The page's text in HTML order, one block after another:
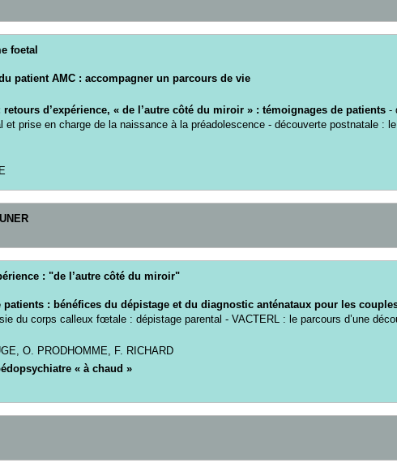
foetal
patient AMC : accompagner un parcours de vie
d’expérience, « de l’autre côté du miroir » : témoignages de patients -
prise en charge de la naissance à la préadolescence - découverte postnatale : le
: "de l’autre côté du miroir"
patients : bénéfices du dépistage et du diagnostic anténataux pour les
du corps calleux fœtale : dépistage parental - VACTERL : le parcours d’une
, O. PRODHOMME, F. RICHARD
« à chaud »